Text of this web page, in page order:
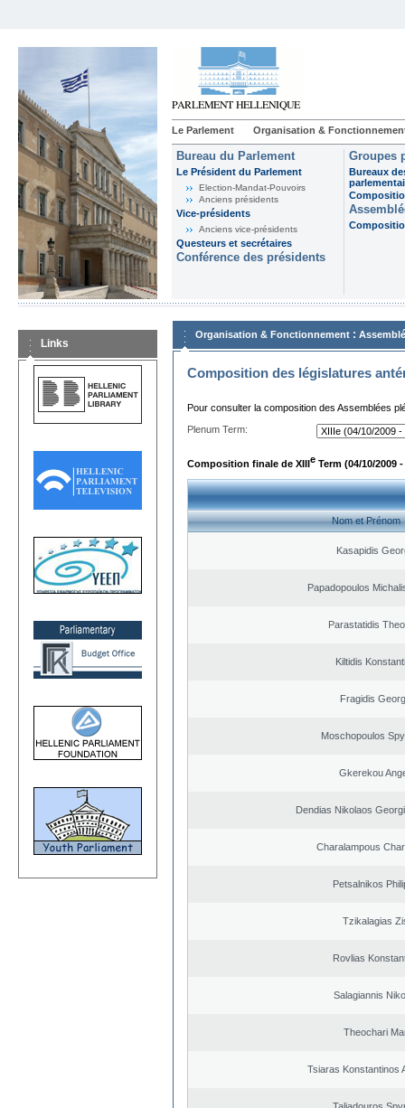
Le Parlement Organisation &
Bureau du Parlement
Le Président du Parlement
Election-Mandat-Pouvoirs
Anciens présidents
Vice-présidents
Anciens vice-présidents
Questeurs et secrétaires
Conférence des présidents
Groupes
Bureaux
Links
Organisation & Fonctionnement :
Composition des législatures
Pour consulter la composition des Assemblées
Plenum Term:
Composition finale de XIIIe Term (04/10/2009 -
Nom et Prénom
Kasapidis
Papadopoulos
Parastatidis
Kiltidis
Fragidis
Moschopoulos
Gkerekou
Dendias Nikolaos
Charalampous
Petsalnikos
Tzikalagias
Rovlias
Salagiannis
Theochari
Tsiaras Konstantinos